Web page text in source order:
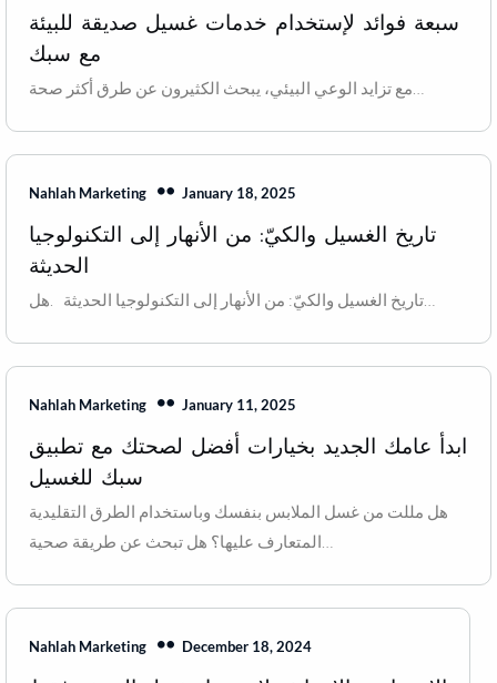
سبعة فوائد لإستخدام خدمات غسيل صديقة للبيئة
مع سبك
مع تزايد الوعي البيئي، يبحث الكثيرون عن طرق أكثر صحة…
Nahlah Marketing January 18, 2025
تاريخ الغسيل والكيّ: من الأنهار إلى التكنولوجيا
الحديثة
تاريخ الغسيل والكيّ: من الأنهار إلى التكنولوجيا الحديثة .هل…
Nahlah Marketing January 11, 2025
ابدأ عامك الجديد بخيارات أفضل لصحتك مع تطبيق
سبك للغسيل
هل مللت من غسل الملابس بنفسك وباستخدام الطرق التقليدية
المتعارف عليها؟ هل تبحث عن طريقة صحية…
Nahlah Marketing December 18, 2024